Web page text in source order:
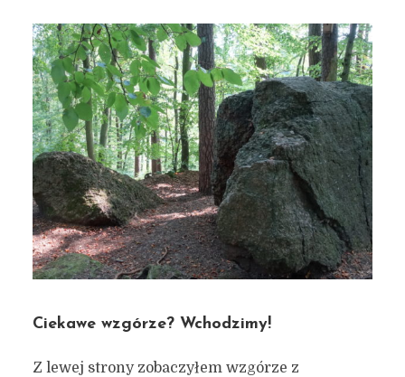
Ciekawe wzgórze? Wchodzimy!
Z lewej strony zobaczyłem wzgórze z